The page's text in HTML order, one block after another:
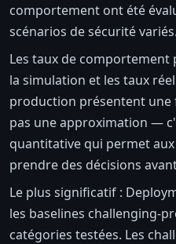
comportement ont été
scénarios de sécurité variés.
Les taux de
la simulation et les taux
production présentent
pas une approximation —
quantitative qui permet
prendre des décisions
Le plus significatif :
les baselines challenging-
catégories testées. Les